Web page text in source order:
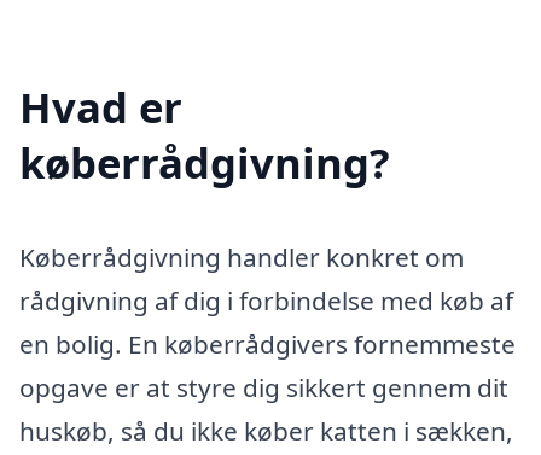
Hvad er
køberrådgivning?
Køberrådgivning handler konkret om
rådgivning af dig i forbindelse med køb af
en bolig. En køberrådgivers fornemmeste
opgave er at styre dig sikkert gennem dit
huskøb, så du ikke køber katten i sækken,